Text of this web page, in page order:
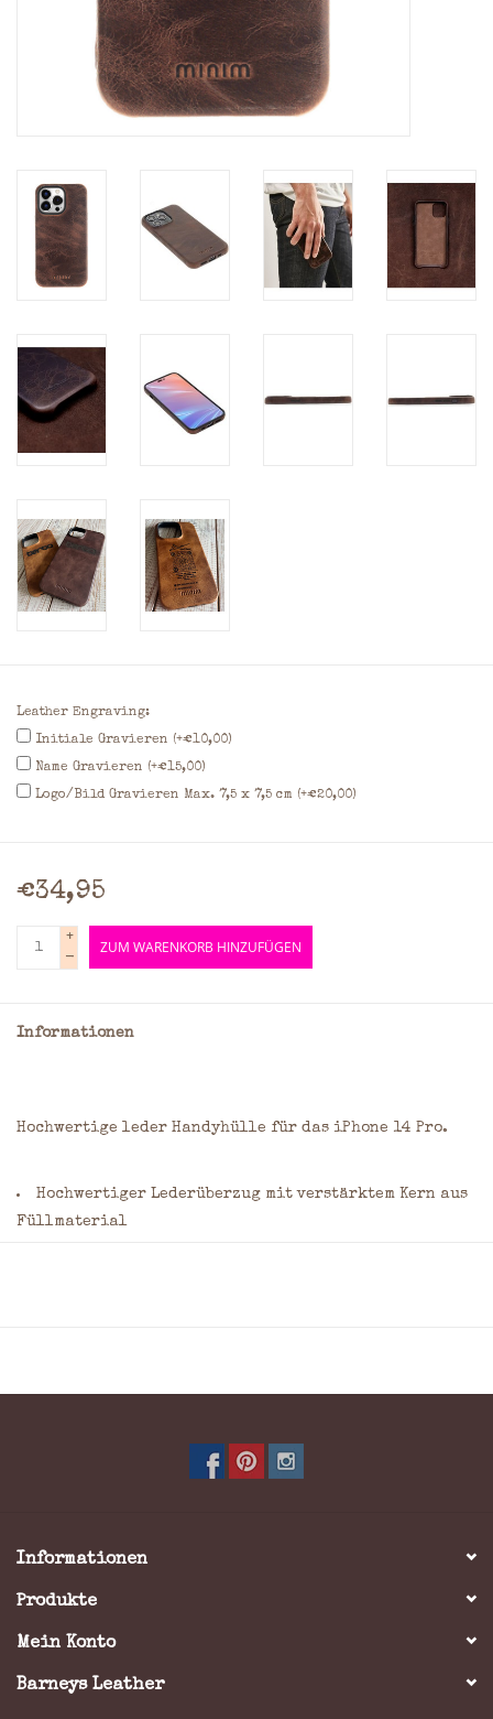
Leather Engraving:
Initiale Gravieren (+€10,00)
Name Gravieren (+€15,00)
Logo/Bild Gravieren Max. 7,5 x 7,5 cm (+€20,00)
€34,95
+
-
ZUM WARENKORB HINZUFÜGEN
Informationen
Hochwertige leder Handyhülle für das iPhone 14 Pro.
Hochwertiger Lederüberzug mit verstärktem Kern aus
Füllmaterial
geben Sie dort auch die Anbringungsstelle, Grösse (Max
Informationen
Produkte
Mein Konto
Barneys Leather